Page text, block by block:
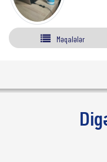
Məqalələr